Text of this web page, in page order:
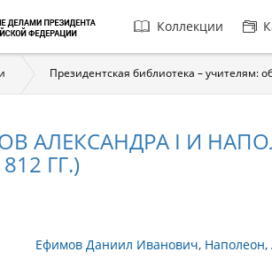
Главная
навигация
Коллекции
Президентская библиотека – учителям:
АЛЕКСАНДРА I И
ГГ.)
Ефимов Даниил Иванович Наполеон